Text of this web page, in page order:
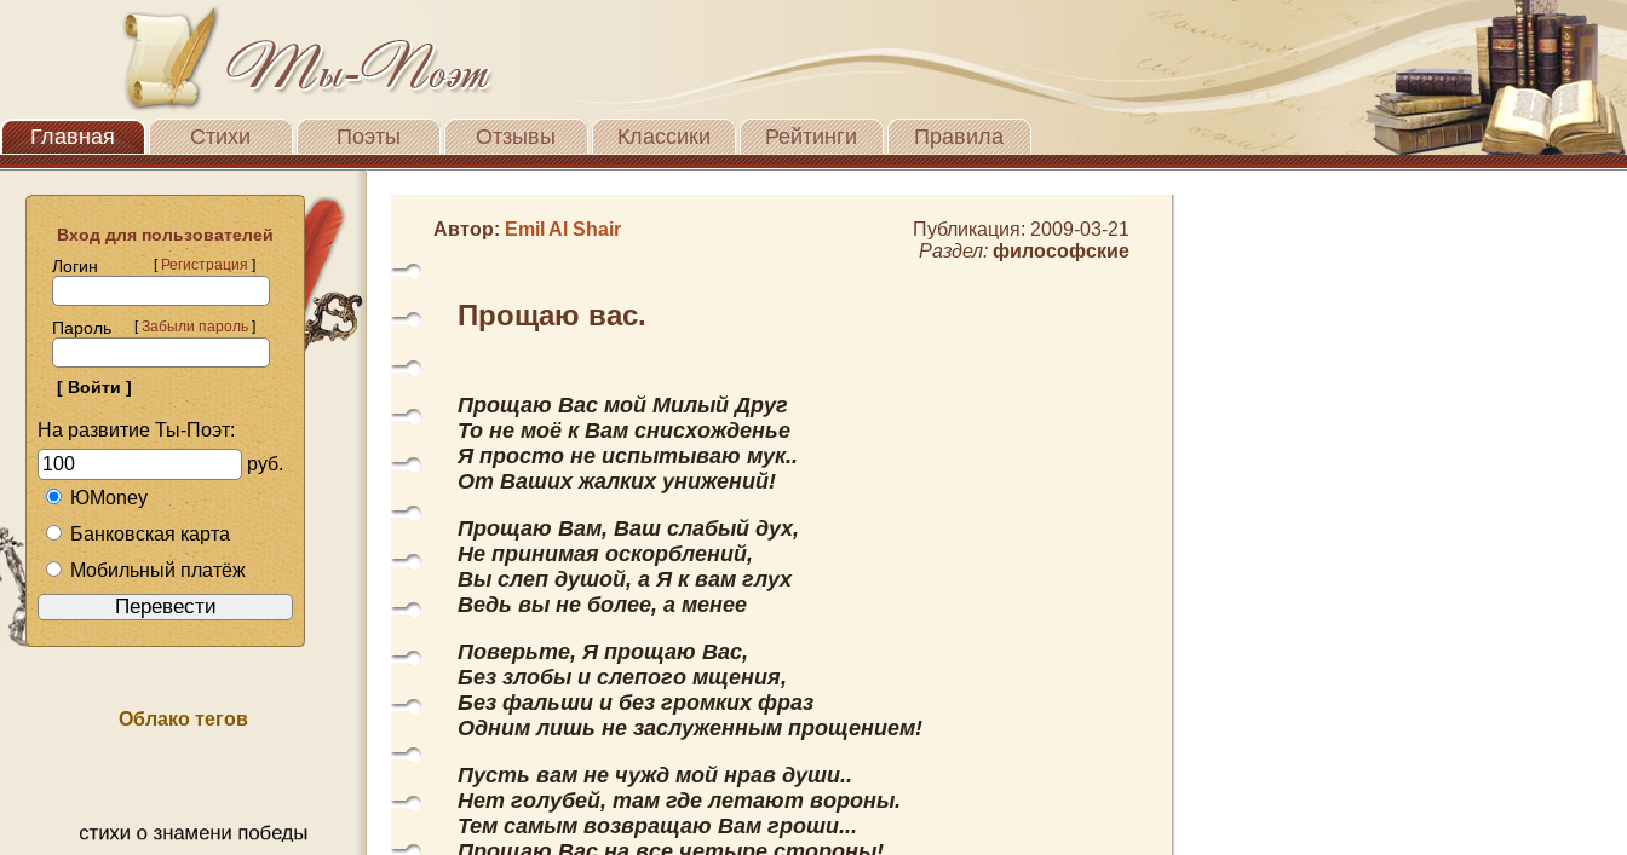
Главная Стихи Поэты Отзывы Классики Рейтинги Правила
Вход для пользователей
Логин
[Регистрация]
Пароль [Забыли пароль]
На развитие Ты-Поэт:
руб.
ЮMoney
Банковская карта
Мобильный платёж
Облако тегов
Автор: Emil Al Shair
Публикация: 2009-03-21
Раздел: философские
Прощаю вас.
Прощаю Вас мой Милый Друг
То не моё к Вам снисхожденье
Я просто не испытываю мук..
От Ваших жалких унижений!
Прощаю Вам, Ваш слабый дух,
Не принимая оскорблений,
Вы слеп душой, а Я к вам глух
Ведь вы не более, а менее
Поверьте, Я прощаю Вас,
Без злобы и слепого мщения,
Без фальши и без громких фраз
Одним лишь не заслуженным прощением!
Пусть вам не чужд мой нрав души..
Нет голубей, там где летают вороны.
Тем самым возвращаю Вам гроши...